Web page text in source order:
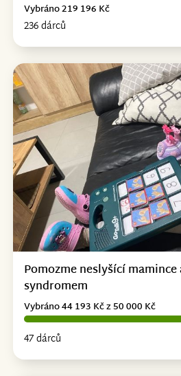
236 dárců
Vybráno 219 196 Kč
Pomozme neslyšící mamince
syndromem
47 dárců
Vybráno 44 193 Kč z 50 000 Kč